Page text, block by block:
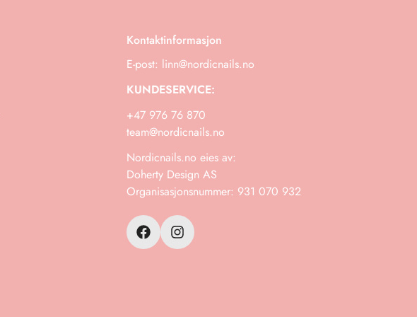
Kontaktinformasjon
E-post: linn@nordicnails.no
KUNDESERVICE:
+47 976 76 870
team@nordicnails.no
Nordicnails.no eies av:
Doherty Design AS
Organisasjonsnummer: 931 070 932